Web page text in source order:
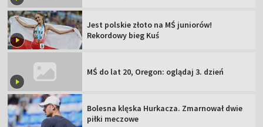
Jest polskie złoto na MŚ juniorów!
Rekordowy bieg Kuś
MŚ do lat 20, Oregon: oglądaj 3. dzień
Bolesna klęska Hurkacza. Zmarnował dwie
piłki meczowe